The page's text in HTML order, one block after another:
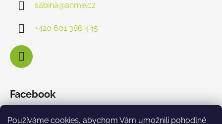
Používáme cookies, abychom Vám umožnili pohodlné
sabina@anme.cz
+420 601 386 445
Facebook